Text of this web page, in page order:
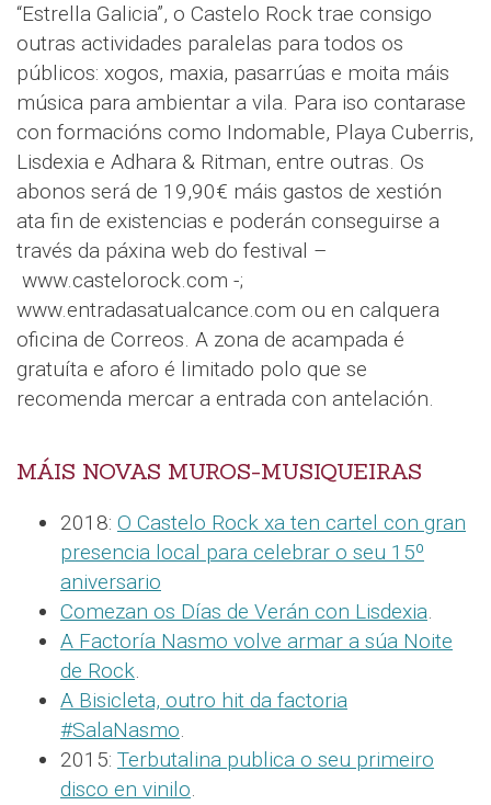
“Estrella Galicia”, o Castelo Rock trae consigo
outras actividades paralelas para todos os
públicos: xogos, maxia, pasarrúas e moita máis
música para ambientar a vila. Para iso contarase
con formacións como Indomable, Playa Cuberris,
Lisdexia e Adhara & Ritman, entre outras. Os
abonos será de 19,90€ máis gastos de xestión
ata fin de existencias e poderán conseguirse a
través da páxina web do festival –
www.castelorock.com -;
www.entradasatualcance.com ou en calquera
oficina de Correos. A zona de acampada é
gratuíta e aforo é limitado polo que se
recomenda mercar a entrada con antelación.
MÁIS NOVAS MUROS-MUSIQUEIRAS
2018: O Castelo Rock xa ten cartel con gran
presencia local para celebrar o seu 15º
aniversario
Comezan os Días de Verán con Lisdexia.
A Factoría Nasmo volve armar a súa Noite
de Rock.
A Bisicleta, outro hit da factoria
#SalaNasmo.
2015: Terbutalina publica o seu primeiro
disco en vinilo.